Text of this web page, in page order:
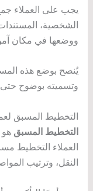
يجب على العملاء
الشخصية، المستندات
ووضعها في مكان
يُنصح بوضع هذه
وتسميته بوضوح حتى
التخطيط المسبق
التخطيط المسبق
العملاء التخطيط
النقل، وترتيب